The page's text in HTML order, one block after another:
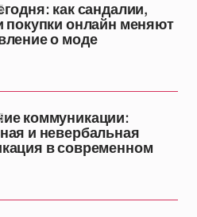
как сандалии,
покупки онлайн меняют
о моде
коммуникации:
и невербальная
в современном